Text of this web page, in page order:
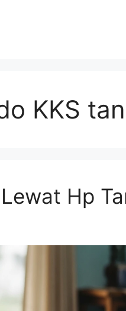
KKS
Hp